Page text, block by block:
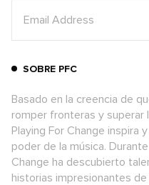
SOBRE PFC
Basado en la creencia de
romper fronteras y superar
Playing For Change inspira
poder de la música.
Change ha descubierto
historias impresionantes